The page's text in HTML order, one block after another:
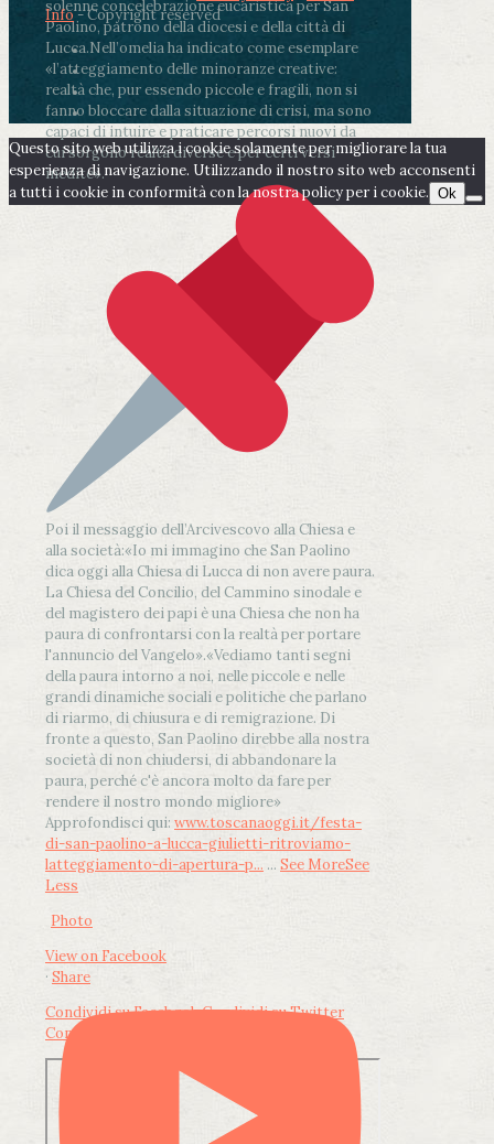
solenne concelebrazione eucaristica per San
Paolino, patrono della diocesi e della città di
Lucca.Nell’omelia ha indicato come esemplare
«l’atteggiamento delle minoranze creative:
realtà che, pur essendo piccole e fragili, non si
fanno bloccare dalla situazione di crisi, ma sono
capaci di intuire e praticare percorsi nuovi da
cui sorgono realtà diverse e per certi versi
inedite».
Poi il messaggio dell’Arcivescovo alla Chiesa e
alla società:«Io mi immagino che San Paolino
dica oggi alla Chiesa di Lucca di non avere paura.
La Chiesa del Concilio, del Cammino sinodale e
del magistero dei papi è una Chiesa che non ha
paura di confrontarsi con la realtà per portare
l'annuncio del Vangelo».«Vediamo tanti segni
della paura intorno a noi, nelle piccole e nelle
grandi dinamiche sociali e politiche che parlano
di riarmo, di chiusura e di remigrazione. Di
fronte a questo, San Paolino direbbe alla nostra
società di non chiudersi, di abbandonare la
paura, perché c'è ancora molto da fare per
rendere il nostro mondo migliore»
Approfondisci qui: www.toscanaoggi.it/festa-
di-san-paolino-a-lucca-giulietti-ritroviamo-
latteggiamento-di-apertura-p... ... See MoreSee
Less
Photo
View on Facebook
· Share
Condividi su FacebookCondividi su Twitter
Condividi su LinkedIn
Info- Copyright reserved
Questo sito web utilizza i cookie solamente per migliorare la tua
esperienza di navigazione. Utilizzando il nostro sito web acconsenti
a tutti i cookie in conformità con la nostra policy per i cookie. Ok